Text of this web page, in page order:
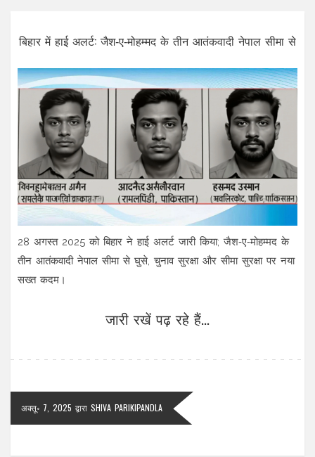
बिहार में हाई अलर्ट: जैश‑ए‑मोहम्मद के तीन आतंकवादी नेपाल सीमा से
28 अगस्त 2025 को बिहार ने हाई अलर्ट जारी किया; जैश‑ए‑मोहम्मद के
तीन आतंकवादी नेपाल सीमा से घुसे, चुनाव सुरक्षा और सीमा सुरक्षा पर नया
सख्त कदम।
जारी रखें पढ़ रहे हैं...
अक्तू॰ 7, 2025 द्वारा SHIVA PARIKIPANDLA